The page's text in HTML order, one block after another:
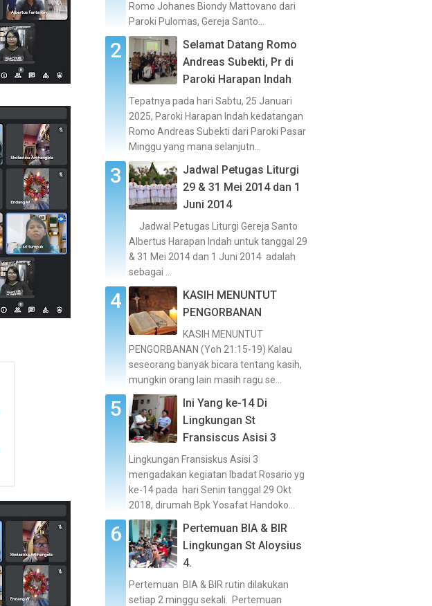
Romo Johanes Biondy Mattovano dari
Paroki Pulomas, Gereja Santo...
Selamat Datang Romo
Andreas Subekti, Pr di
Paroki Harapan Indah
Tepatnya pada hari Sabtu, 25 Januari
2025, Paroki Harapan Indah kedatangan
Romo Andreas Subekti dari Paroki Pasar
Minggu yang mana selanjutn...
Jadwal Petugas Liturgi
29 & 31 Mei 2014 dan 1
Juni 2014
Jadwal Petugas Liturgi Gereja Santo
Albertus Harapan Indah untuk tanggal 29
& 31 Mei 2014 dan 1 Juni 2014 adalah
sebagai ...
KASIH MENUNTUT
PENGORBANAN
KASIH MENUNTUT
PENGORBANAN (Yoh 21:15-19) Kalau
seseorang banyak bicara tentang kasih,
mungkin orang lain masih ragu se...
Ini Yang ke-14 Di
Lingkungan St
Fransiscus Asisi 3
Lingkungan Fransiskus Asisi 3
mengadakan kegiatan Ibadat Rosario yg
ke-14 pada hari Senin tanggal 29 Okt
2018, dirumah Bpk Yosafat Handoko...
Pertemuan BIA & BIR
Lingkungan St Aloysius
4.
Pertemuan BIA & BIR rutin dilakukan
setiap 2 minggu sekali. Pertemuan